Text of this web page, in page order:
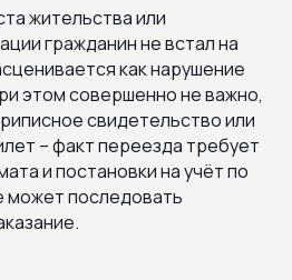
жительства или
гражданин не встал на
как нарушение
этом совершенно не важно,
свидетельство или
– факт переезда требует
и постановки на учёт по
может последовать